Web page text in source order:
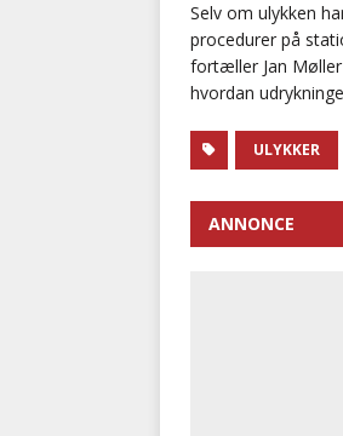
Selv om ulykken
procedurer på
fortæller Jan
hvordan
ULYKKER
ANNONCE